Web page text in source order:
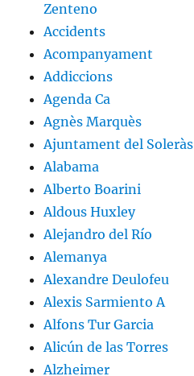
Zenteno
Accidents
Acompanyament
Addiccions
Agenda Ca
Agnès Marquès
Ajuntament del Soleràs
Alabama
Alberto Boarini
Aldous Huxley
Alejandro del Río
Alemanya
Alexandre Deulofeu
Alexis Sarmiento A
Alfons Tur Garcia
Alicún de las Torres
Alzheimer